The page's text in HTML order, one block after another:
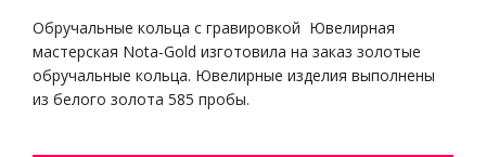
Обручальные кольца с гравировкой Ювелирная
мастерская Nota-Gold изготовила на заказ золотые
обручальные кольца. Ювелирные изделия выполнены
из белого золота 585 пробы.